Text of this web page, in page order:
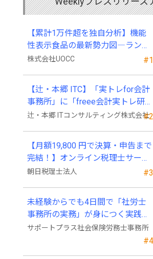
#1
【累計1万件超を独自分析】機能
性表示食品の最新勢力図―ランキ
ングと2025年4月以降の変化
株式会社UOCC
#2
【辻・本郷 ITC】「実トレfor会計
事務所」に「freee会計実トレ研
修」を新規追加
辻・本郷 ITコンサルティング株式会社
#3
【月額19,800 円で決算・申告まで
完結！】オンライン税理士サービ
ス「Wiz サポ」
朝日税理士法人
#4
未経験からでも4日間で「社労士
事務所の実務」が身につく実践講
座、2026年9月開講
サポートプラス社会保険労務士事務所